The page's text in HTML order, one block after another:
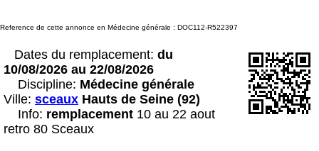
Reference de cette annonce en Médecine générale : DOC112-R522397
Dates du remplacement: du
10/08/2026 au 22/08/2026
Discipline: Médecine générale
Ville: sceaux Hauts de Seine (92)
Info: remplacement 10 au 22 aout
retro 80 Sceaux